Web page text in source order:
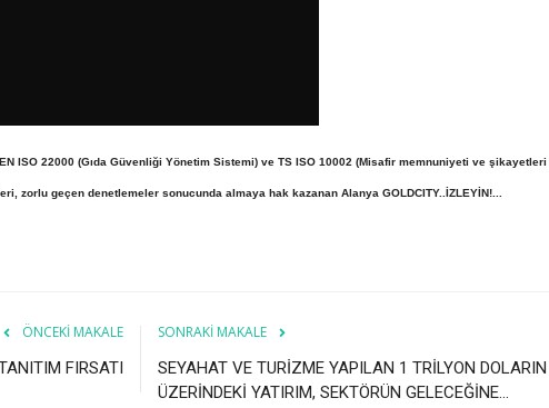
ISO 22000 (Gıda Güvenliği Yönetim Sistemi) ve TS ISO 10002 (Misafir memnuniyeti ve şikayetleri
zorlu geçen denetlemeler sonucunda almaya hak kazanan Alanya GOLDCITY..İZLEYİN!...
ÖNCEKI MAKALE
FIRSATI
SONRAKI MAKALE
SEYAHAT VE TURİZME YAPILAN 1 TRİLYON DOLARIN
ÜZERİNDEKİ YATIRIM, SEKTÖRÜN GELECEĞİNE...